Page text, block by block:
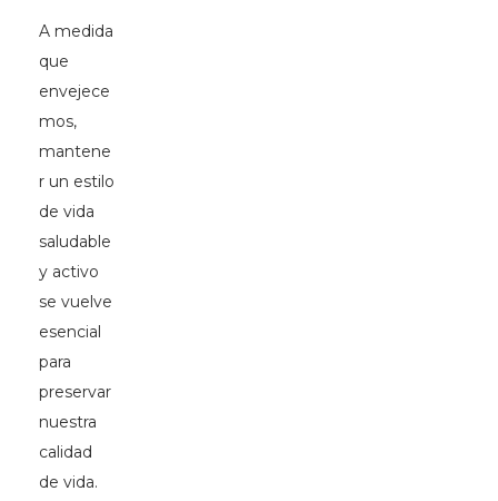
A medida
que
envejece
mos,
mantene
r un estilo
de vida
saludable
y activo
se vuelve
esencial
para
preservar
nuestra
calidad
de vida.